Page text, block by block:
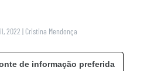
2022 | Cristina Mendonça
de informação preferida